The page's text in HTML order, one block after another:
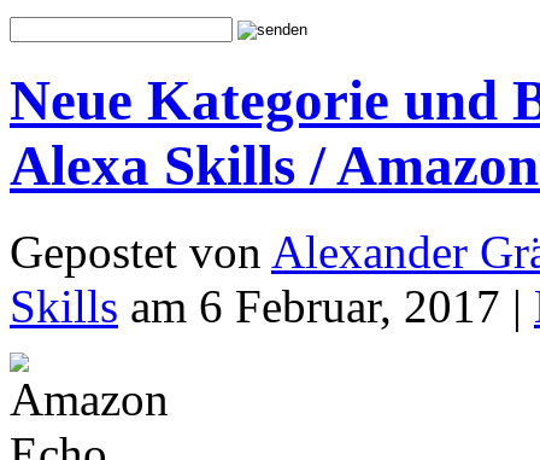
Neue Kategorie und
Alexa Skills /
Gepostet von Alexander
Skills am 6 Februar, 2017 |